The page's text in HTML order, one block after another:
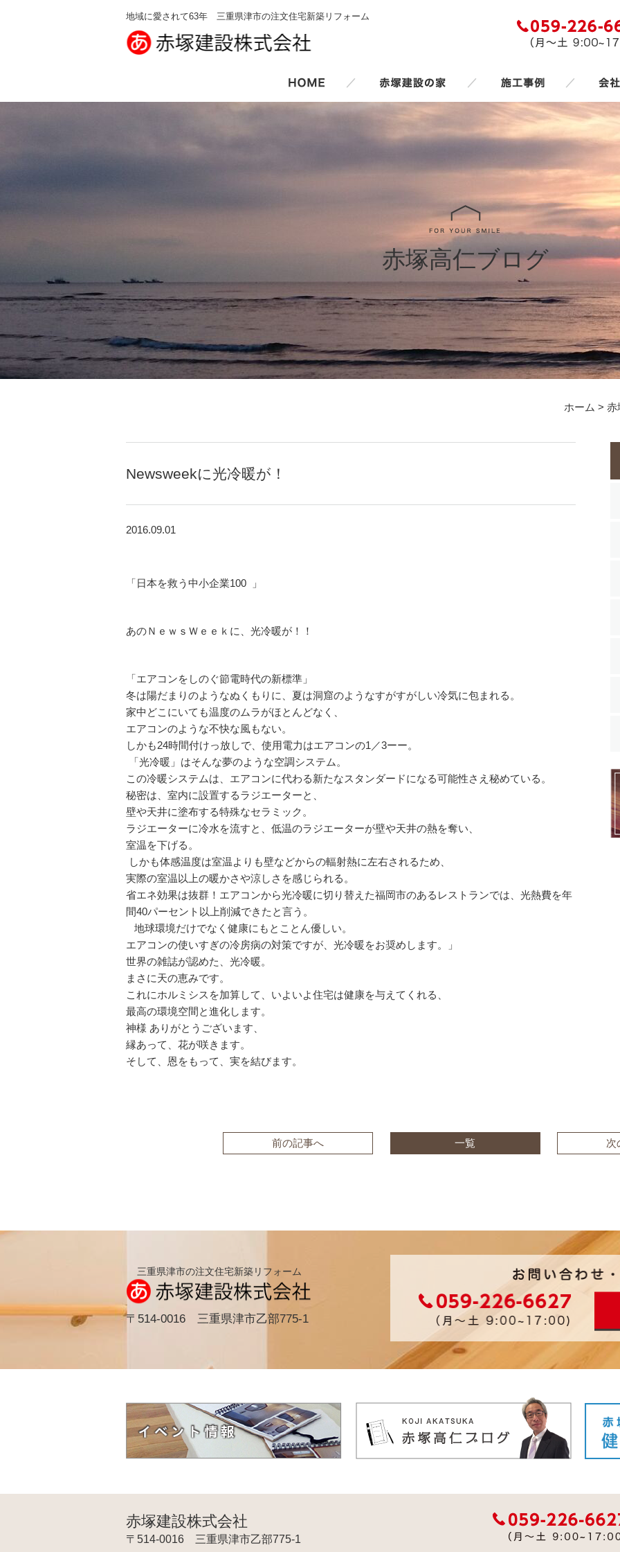
地域に愛されて63年 三重県津市の注文住宅新築リフォーム
／ ／ ／
赤塚高仁ブログ
ホーム > 赤
Newsweekに光冷暖が！
2016.09.01
「日本を救う中小企業100 」
あのＮｅｗｓＷｅｅｋに、光冷暖が！！
「エアコンをしのぐ節電時代の新標準」
冬は陽だまりのようなぬくもりに、夏は洞窟のようなすがすがしい冷気に包まれる。
家中どこにいても温度のムラがほとんどなく、
エアコンのような不快な風もない。
しかも24時間付けっ放しで、使用電力はエアコンの1／3ーー。
「光冷暖」はそんな夢のような空調システム。
この冷暖システムは、エアコンに代わる新たなスタンダードになる可能性さえ秘めている。
秘密は、室内に設置するラジエーターと、
壁や天井に塗布する特殊なセラミック。
ラジエーターに冷水を流すと、低温のラジエーターが壁や天井の熱を奪い、
室温を下げる。
しかも体感温度は室温よりも壁などからの輻射熱に左右されるため、
実際の室温以上の暖かさや涼しさを感じられる。
省エネ効果は抜群！エアコンから光冷暖に切り替えた福岡市のあるレストランでは、光熱費を年
間40パーセント以上削減できたと言う。
地球環境だけでなく健康にもとことん優しい。
エアコンの使いすぎの冷房病の対策ですが、光冷暖をお奨めします。」
世界の雑誌が認めた、光冷暖。
まさに天の恵みです。
これにホルミシスを加算して、いよいよ住宅は健康を与えてくれる、
最高の環境空間と進化します。
神様 ありがとうございます、
縁あって、花が咲きます。
そして、恩をもって、実を結びます。
前の記事へ 一覧 次
三重県津市の注文住宅新築リフォーム
〒514-0016 三重県津市乙部775-1
赤塚建設株式会社
〒514-0016 三重県津市乙部775-1